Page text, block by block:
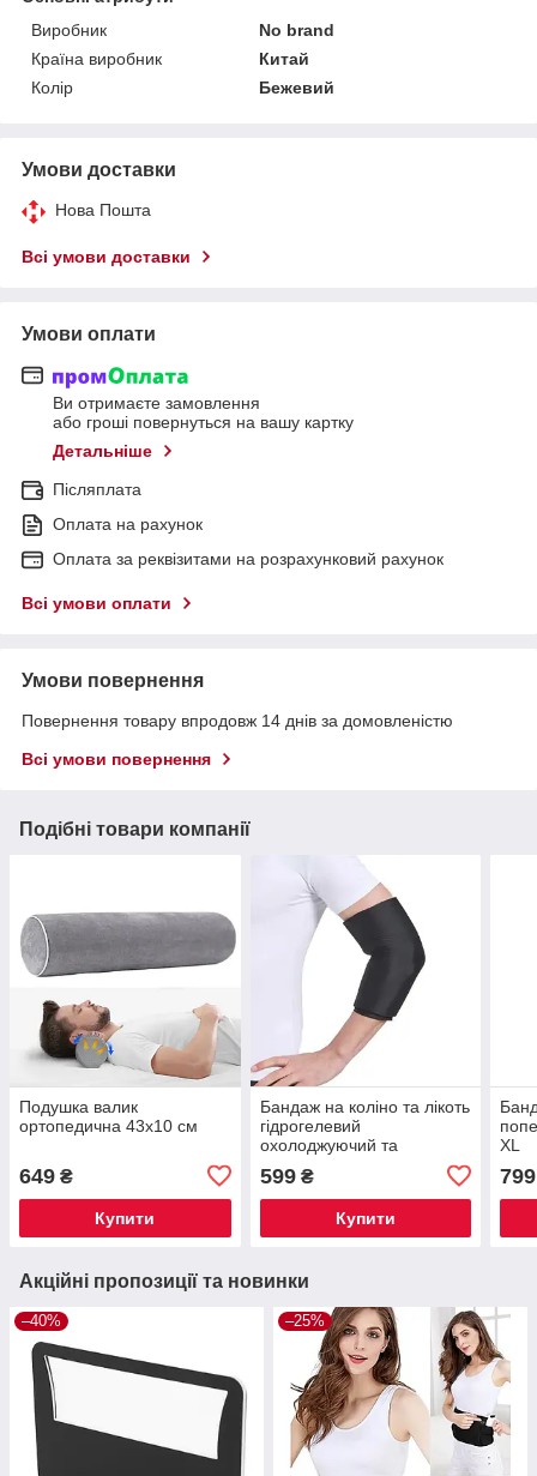
Виробник
No brand
Країна виробник
Китай
Колір
Бежевий
Умови доставки
Нова Пошта
Всі умови доставки
Умови оплати
Ви отримаєте замовлення
або гроші повернуться на вашу картку
Детальніше
Післяплата
Оплата на рахунок
Оплата за реквізитами на розрахунковий рахунок
Всі умови оплати
Умови повернення
Повернення товару впродовж 14 днів за домовленістю
Всі умови повернення
Подібні товари компанії
Подушка валик
ортопедична 43x10 см
649 ₴
Купити
Бандаж на коліно та лікоть
гідрогелевий
охолоджуючий та
599₴
Купити
XL
799
Акційні пропозиції та новинки
–40% –25%